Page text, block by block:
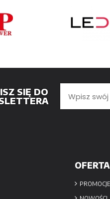
SIĘ DO
OFERTA
PROMOCJE